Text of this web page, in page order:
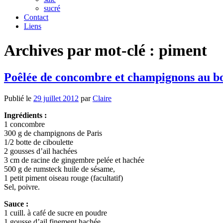
sucré
Contact
Liens
Archives par mot-clé : piment
Poêlée de concombre et champignons au
Publié le 29 juillet 2012 par Claire
Ingrédients :
1 concombre
300 g de champignons de Paris
1/2 botte de ciboulette
2 gousses d’ail hachées
3 cm de racine de gingembre pelée et hachée
500 g de rumsteck huile de sésame,
1 petit piment oiseau rouge (facultatif)
Sel, poivre.
Sauce :
1 cuill. à café de sucre en poudre